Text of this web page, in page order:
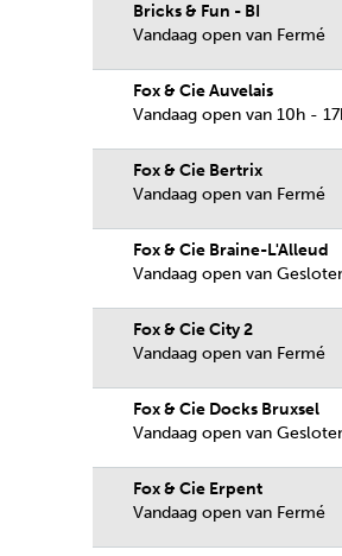
Bricks & Fun - BI
Vandaag open van Fermé
Fox & Cie Auvelais
Vandaag open van 10h -
Fox & Cie Bertrix
Vandaag open van Fermé
Fox & Cie Braine-L'Alleud
Vandaag open van
Fox & Cie City 2
Vandaag open van Fermé
Fox & Cie Docks Bruxsel
Vandaag open van
Fox & Cie Erpent
Vandaag open van Fermé